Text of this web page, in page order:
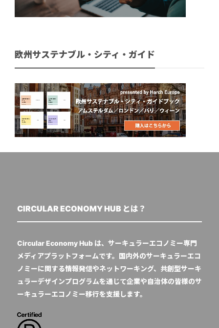
欧州サステナブル・シティ・ガイド
CIRCULAR ECONOMY HUB とは？
Circular Economy Hub は、サーキュラーエコノミー専門
メディアプラットフォームです。国内外のサーキュラーエコ
ノミーに関する情報発信やネットワーキング、共創型サーキ
ュラーデザインプログラムを通じて企業や自治体の皆様のサ
ーキュラーエコノミー移行を支援します。